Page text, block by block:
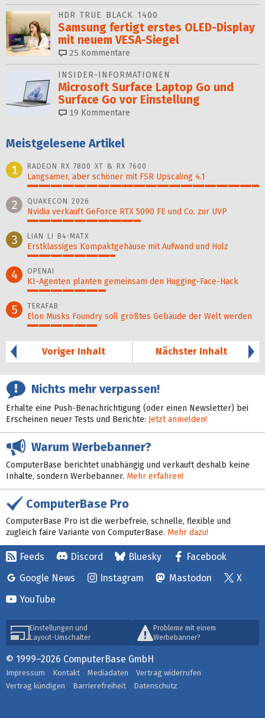
HDR TRUE BLACK 1400
Samsung fertigt erstes OLED-Display
mit neuem VESA-Siegel
25 Kommentare
INSIDER-INFORMATIONEN
Microsoft Surface Laptop Go und
Surface Go vor Einstellung
19 Kommentare
Meistgelesene Artikel
1
RADEON RX 7800 XT & RX 7600
Langsamer, aber schöner mit FSR Upscaling 4.1
100%
2 QUAKECON 2026
Nvidia verkauft GeForce RTX 5090 FE und Co. zur UVP
49%
3 LIAN LI B4-MATX
Erstklassiges Kompaktgehäuse mit Aufwand und Holz
38%
4 OPENAI
KI-Agenten planten gemein­sam den Hugging-Face-Hack
34%
5 TERAFAB
Elon Musks Foundry soll größ­tes Gebäude der Welt werden
30%
Voriger Inhalt
Nächster Inhalt
Nichts mehr verpassen!
Erhalte eine Push-Benachrichtigung (oder einen Newsletter) bei
Erscheinen neuer Tests und Berichte: Jetzt anmelden!
Warum Werbebanner?
ComputerBase berichtet unabhängig und verkauft deshalb keine
Inhalte, sondern Werbebanner. Mehr erfahren!
ComputerBase Pro
ComputerBase Pro ist die werbefreie, schnelle, flexible und
zugleich faire Variante von ComputerBase. Mehr dazu!
Feeds Discord Bluesky
Facebook
Google News
Instagram Mastodon
X
YouTube
Einstellungen und
Layout-Umschalter
Probleme mit einem
Werbebanner?
© 1999–2026 ComputerBase GmbH
Impressum Kontakt Mediadaten
Vertrag widerrufen
Vertrag kündigen
Barrierefreiheit Datenschutz